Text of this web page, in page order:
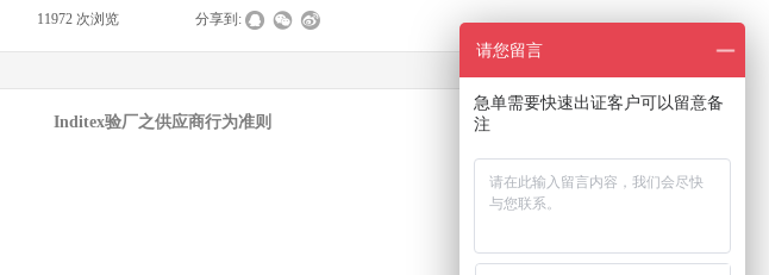
11972 次浏览 分享到:
Inditex验厂之供应商行为准则
请您留言
急单需要快速出证客户可以留意备
注